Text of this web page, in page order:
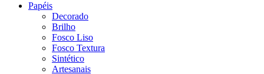
Papéis
Decorado
Brilho
Fosco Liso
Fosco Textura
Sintético
Artesanais